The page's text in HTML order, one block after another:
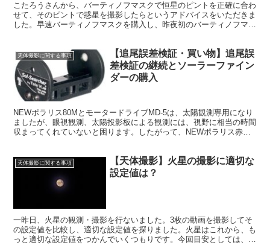
こたろうさんから、バーティノフマスクで恒星のピントを正確に合わ
せて、そのピントで惑星を撮影したらというアドバイスをいただきま
した。早速バーティノフマスクを購入し、昨夜初のバーティノフマス
天体撮影に関する事項
【追尾誤差検証・買い物】追尾誤
差検証の継続とソーラーファイン
ダーの購入
NEWポラリス80MとモータードライブMD-5は、太陽観測専用になり
ましたが、眼視観測、太陽投影板による観測には、視野に相当の時間
収まってくれていないと困ります。したがって、NEWポラリス赤道
天体撮影に関する事項
【天体撮影】火星の撮影に適切な
設定値は？
一昨日、火星の観測・撮影を行ないました。3枚の動画を撮影してそ
の設定値を比較し、適切な設定値を探りました。火星はこれから、も
っと適切な設定値をつかんでいくつもりです。今回目安としては、ピ